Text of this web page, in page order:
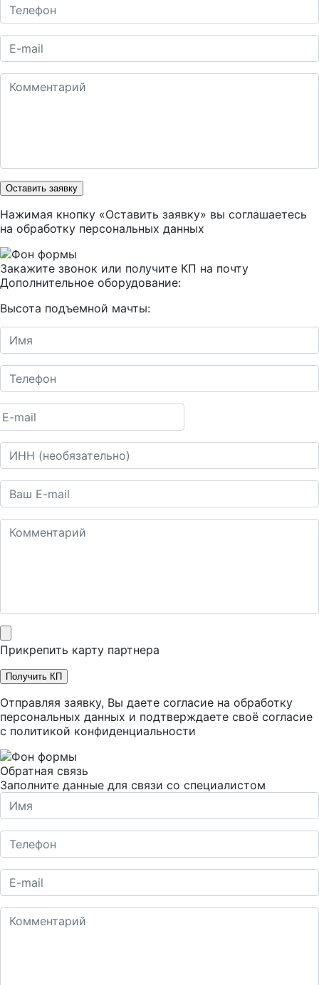
Оставить заявку
Нажимая кнопку «Оставить заявку» вы соглашаетесь
на обработку персональных данных
Закажите звонок или получите КП на почту
Дополнительное оборудование:
Высота подъемной мачты:
Прикрепить карту партнера
Получить КП
Отправляя заявку, Вы даете согласие на обработку
персональных данных и подтверждаете своё согласие
с политикой конфиденциальности
Обратная связь
Заполните данные для связи со специалистом